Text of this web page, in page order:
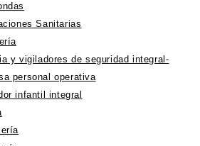
Sanitarias
y vigiladores de seguridad integral-
personal operativa
infantil integral